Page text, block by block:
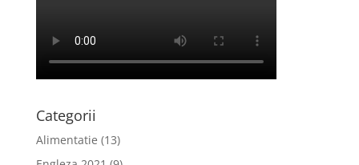
Categorii
Alimentatie (13)